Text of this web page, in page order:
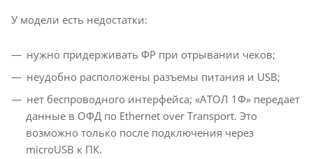
У модели есть недостатки:
нужно придерживать ФР при отрывании чеков;
неудобно расположены разъемы питания и USB;
нет беспроводного интерфейса; «АТОЛ 1Ф» передает
данные в ОФД по Ethernet over Transport. Это
возможно только после подключения через
microUSB к ПК.